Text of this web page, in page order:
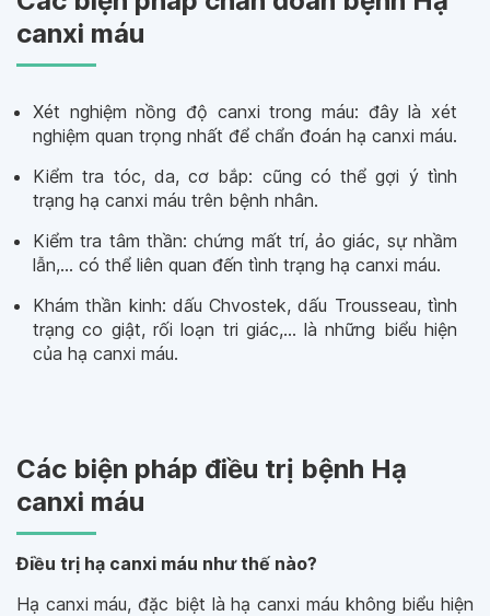
canxi máu
Xét nghiệm nồng độ canxi trong máu: đây là xét
nghiệm quan trọng nhất để chẩn đoán hạ canxi máu.
Kiểm tra tóc, da, cơ bắp: cũng có thể gợi ý tình
trạng hạ canxi máu trên bệnh nhân.
Kiểm tra tâm thần: chứng mất trí, ảo giác, sự nhầm
lẫn,... có thể liên quan đến tình trạng hạ canxi máu.
Khám thần kinh: dấu Chvostek, dấu Trousseau, tình
trạng co giật, rối loạn tri giác,... là những biểu hiện
của hạ canxi máu.
Các biện pháp điều trị bệnh Hạ
canxi máu
Điều trị hạ canxi máu như thế nào?
Hạ canxi máu, đặc biệt là hạ canxi máu không biểu hiện